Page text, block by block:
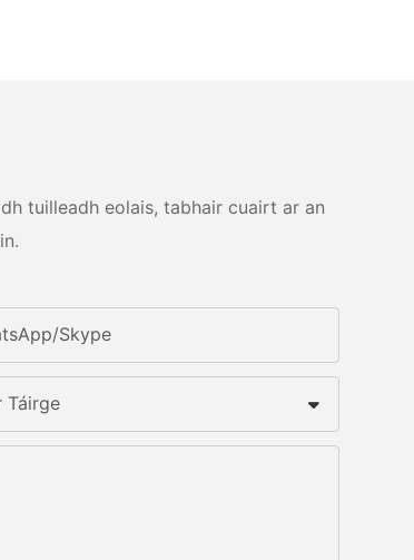
tuilleadh eolais, tabhair cuairt ar an
skype
Táirge